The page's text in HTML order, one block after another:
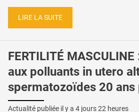
LIRE LA SUITE
FERTILITÉ
aux polluants in utero
spermatozoïdes 20 ans
Actualité publiée il y a 4 jours 22 heures